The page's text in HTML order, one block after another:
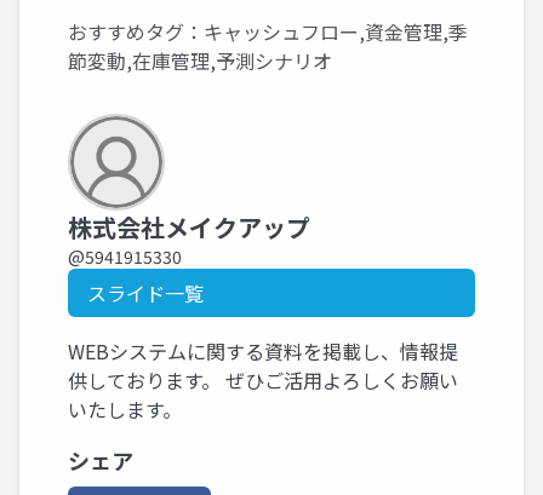
おすすめタグ：キャッシュフロー,資金管理,季
節変動,在庫管理,予測シナリオ
株式会社メイクアップ
@5941915330
スライド一覧
WEBシステムに関する資料を掲載し、情報提
供しております。 ぜひご活用よろしくお願い
いたします。
シェア